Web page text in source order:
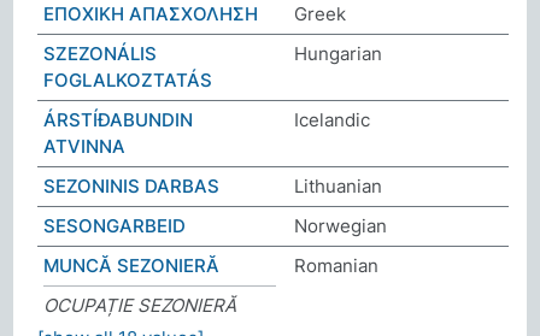
ΕΠΟΧΙΚΗ ΑΠΑΣΧΟΛΗΣΗ
Greek
SZEZONÁLIS
FOGLALKOZTATÁS
Hungarian
ÁRSTÍÐABUNDIN
ATVINNA
Icelandic
SEZONINIS DARBAS
Lithuanian
SESONGARBEID
Norwegian
MUNCĂ SEZONIERĂ
Romanian
OCUPAȚIE SEZONIERĂ